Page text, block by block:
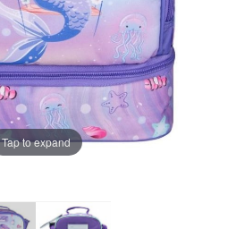
Tap to expand